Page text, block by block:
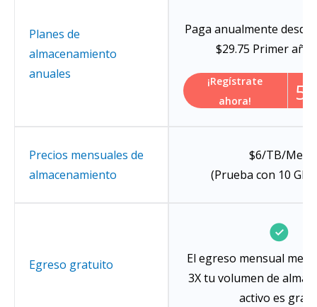
Planes de
almacenamiento
anuales
Paga anualmente desde
$29.75 Primer
¡Regístrate
ahora!
Precios mensuales de
almacenamiento
$6/TB/Mes
(Prueba con 10 GB
Egreso gratuito
El egreso mensual
3X tu volumen de
activo es